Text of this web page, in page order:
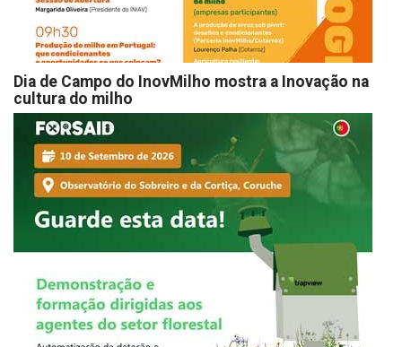
Dia de Campo do InovMilho mostra a Inovação na
cultura do milho